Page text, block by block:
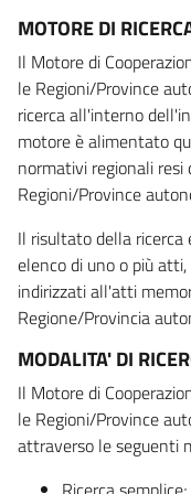
MOTORE DI
Il Motore di
le Regioni/Province
ricerca all'interno
motore è alimentato
normativi regionali resi
Regioni/Province
Il risultato della
elenco di uno o più
indirizzati all'atti
Regione/Provincia
MODALITA' DI
Il Motore di
le Regioni/Province
attraverso le seguenti